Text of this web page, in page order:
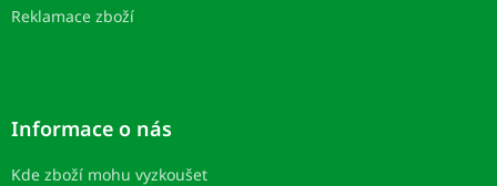
Reklamace zboží
Informace o nás
Kde zboží mohu vyzkoušet